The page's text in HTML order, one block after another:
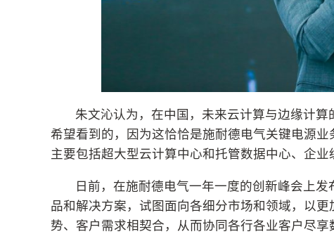
朱文沁认为，在中国，未来云计算与边缘计
希望看到的，因为这恰恰是施耐德电气关键电源
主要包括超大型云计算中心和托管数据中心、企
日前，在施耐德电气一年一度的创新峰会上
品和解决方案，试图面向各细分市场和领域，以
势、客户需求相契合，从而协同各行各业客户尽享